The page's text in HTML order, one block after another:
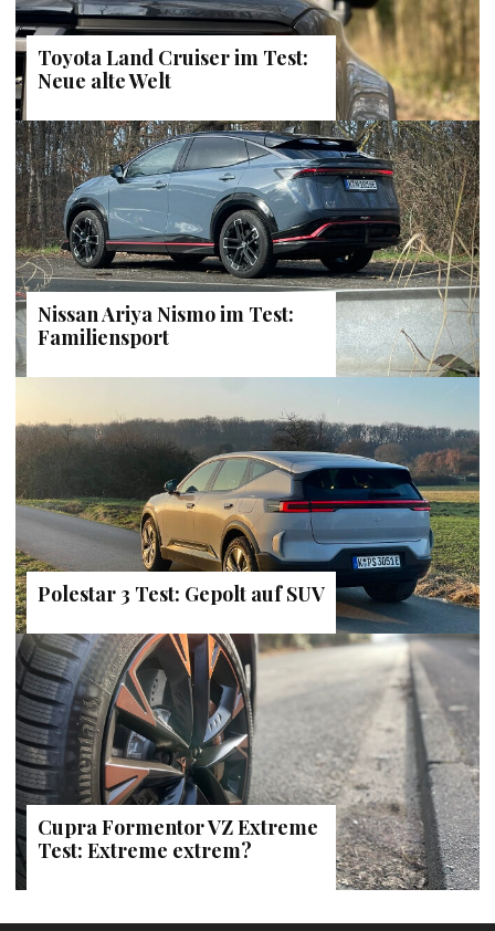
Toyota Land Cruiser im Test:
Neue alte Welt
Nissan Ariya Nismo im Test:
Familiensport
Polestar 3 Test: Gepolt auf SUV
Cupra Formentor VZ Extreme
Test: Extreme extrem?